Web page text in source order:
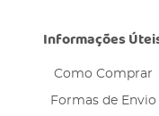
Informações
Como Comprar
Formas de Envio